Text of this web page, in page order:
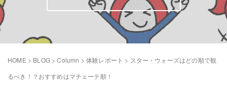
HOME > BLOG>Column >体験レポート > スター・ウォーズはどの順で観
るべき！？おすすめはマチェーテ順！